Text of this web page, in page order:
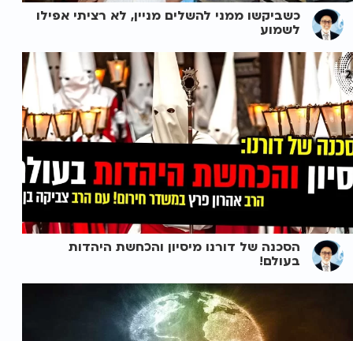
כשביקשו ממני להשלים מניין, לא רציתי אפילו
לשמוע
הסכנה של דורנו מיסיון והכחשת היהדות
בעולם!